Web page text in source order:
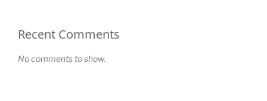
Recent Comments
No comments to show.